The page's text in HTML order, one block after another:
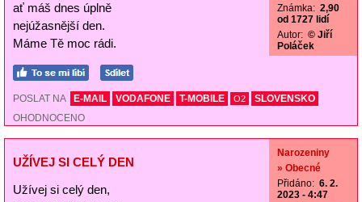
ať máš dnes úplně
nejúžasnější den.
Máme Tě moc rádi.
Známka: 2,90
od 1727 lidí
Autor: © Jiří
Poláček
POSLAT NA E-MAIL VODAFONE T-MOBILE O2
SLOVENSKO
OHODNOCENO
UŽÍVEJ SI CELÝ DEN
Užívej si celý den,
Narozeniny
» Obecné
Přidáno: 6. 2.
2023 - 4:47